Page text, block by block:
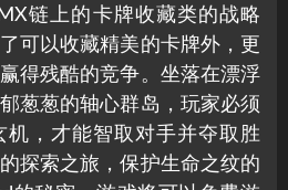
链上的卡牌收藏类的战略
可以收藏精美的卡牌外，更
得残酷的竞争。坐落在漂浮
葱葱的轴心群岛，玩家必须
，才能智取对手并夺取胜
探索之旅，保护生命之纹的